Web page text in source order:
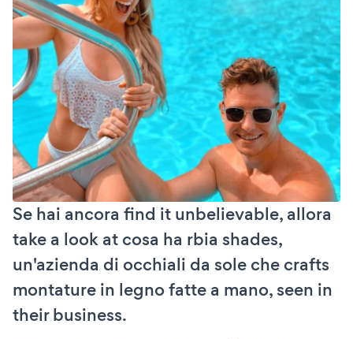
Se hai ancora find it unbelievable, allora
take a look at cosa ha rbia shades,
un'azienda di occhiali da sole che crafts
montature in legno fatte a mano, seen in
their business.